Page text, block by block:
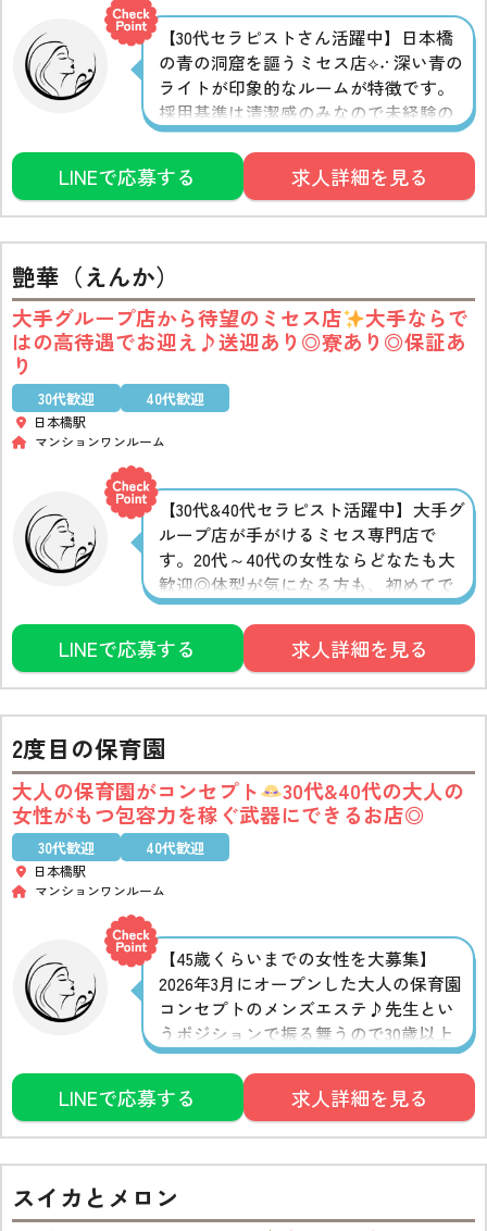
【30代セラピストさん活躍中】日本橋
の青の洞窟を謳うミセス店⟡˖· 深い青の
ライトが印象的なルームが特徴です。
採用基準は清潔感のみなので未経験の
方からのご応募も受付中♪きちんとし
た研修や保証制度もご用意し、スタッ
フも近くに常駐しているので安心して
セラピストデビューできます◎
LINEで応募する 求人詳細を見る
艶華（えんか）
大手グループ店から待望のミセス店
大手ならで
はの高待遇でお迎え♪送迎あり◎寮あり◎保証あ
り
30代歓迎 40代歓迎
日本橋駅
マンションワンルーム
【30代&40代セラピスト活躍中】大手グ
ループ店が手がけるミセス専門店で
す。20代～40代の女性ならどなたも大
歓迎◎体型が気になる方も、初めてで
ちゃんと稼げるか不安な方もお気軽に
お問い合わせください♪女性スタッフ
や講師が親身になって寄り添うので、
不安なことや気になることも相談でき
ます。
LINEで応募する 求人詳細を見る
2度目の保育園
大人の保育園がコンセプト
30代&40代の大人の
女性がもつ包容力を稼ぐ武器にできるお店◎
30代歓迎 40代歓迎
日本橋駅
マンションワンルーム
【45歳くらいまでの女性を大募集】
2026年3月にオープンした大人の保育園
コンセプトのメンズエステ♪先生とい
うポジションで振る舞うので30歳以上
の大人の包容力が活かせます◎90分
8,000円~+指名料&オプションフルバッ
ク!!昇給制度もあるので、日々の頑張り
がしっかりお給料に反映されます
LINEで応募する 求人詳細を見る
スイカとメロン